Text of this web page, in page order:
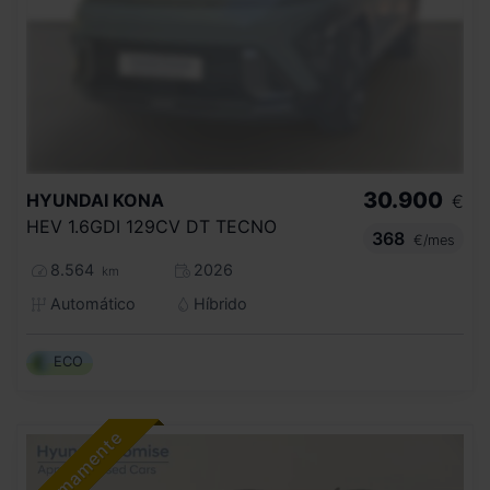
HYUNDAI KONA
HEV 1.6GDI 129CV DT TECNO
8.564 km
2026
Automático
Híbrido
30.900 €
368
€/mes
ECO